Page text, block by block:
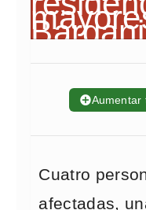
➕Aumentar
Cuatro
afectadas,